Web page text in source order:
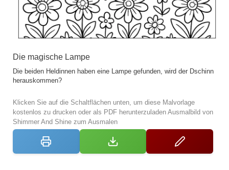
Die magische Lampe
Die beiden Heldinnen haben eine Lampe gefunden, wird der Dschinn
herauskommen?
Klicken Sie auf die Schaltflächen unten, um diese Malvorlage
kostenlos zu drucken oder als PDF herunterzuladen Ausmalbild von
Shimmer And Shine zum Ausmalen